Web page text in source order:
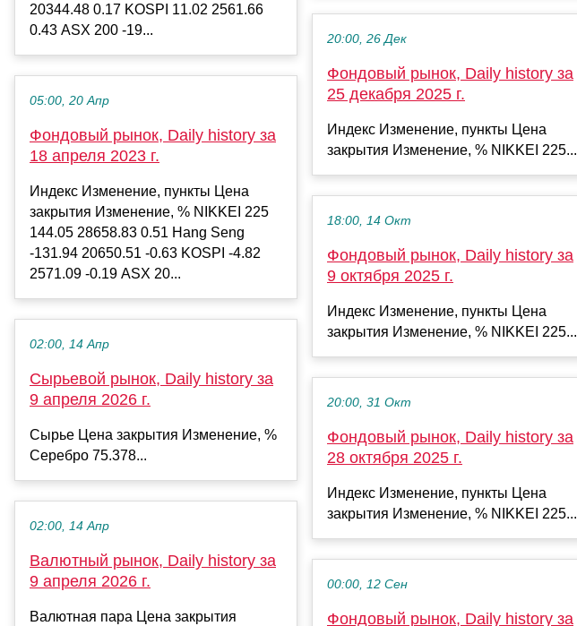
20344.48 0.17 KOSPI 11.02 2561.66
0.43 ASX 200 -19...
05:00, 20 Апр
Фондовый рынок, Daily history за
18 апреля 2023 г.
Индекс Изменение, пункты Цена
закрытия Изменение, % NIKKEI 225
144.05 28658.83 0.51 Hang Seng
-131.94 20650.51 -0.63 KOSPI -4.82
2571.09 -0.19 ASX 20...
02:00, 14 Апр
Сырьевой рынок, Daily history за
9 апреля 2026 г.
Сырье Цена закрытия Изменение, %
Серебро 75.378...
02:00, 14 Апр
Валютный рынок, Daily history за
9 апреля 2026 г.
Валютная пара Цена закрытия
20:00, 26 Дек
Фондовый рынок, Daily history за
25 декабря 2025 г.
Индекс Изменение, пункты Цена
закрытия Изменение, % NIKKEI 225...
18:00, 14 Окт
Фондовый рынок, Daily history за
9 октября 2025 г.
Индекс Изменение, пункты Цена
закрытия Изменение, % NIKKEI 225...
20:00, 31 Окт
Фондовый рынок, Daily history за
28 октября 2025 г.
Индекс Изменение, пункты Цена
закрытия Изменение, % NIKKEI 225...
00:00, 12 Сен
Фондовый рынок, Daily history за